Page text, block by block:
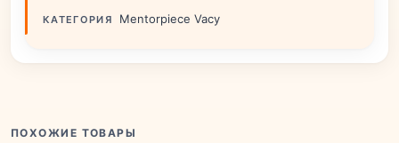
КАТЕГОРИЯ Mentorpiece Vacy
ПОХОЖИЕ ТОВАРЫ